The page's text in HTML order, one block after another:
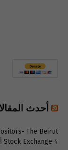
أحدث
The Beirut
Stock Exchange 4 أغسطس 2026